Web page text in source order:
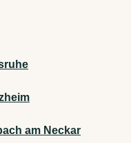
am Neckar